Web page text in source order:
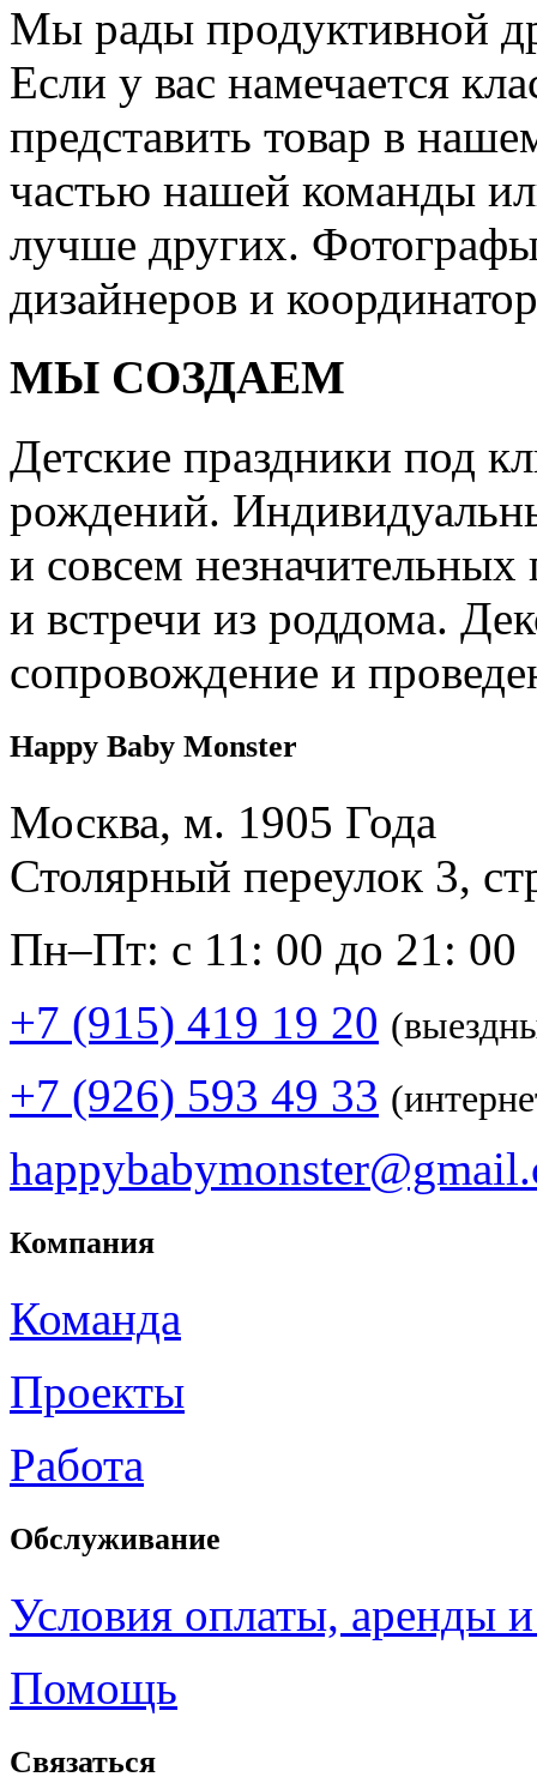
Мы рады продуктивной
Если у вас намечается
представить товар в
частью нашей команды
лучше других.
дизайнеров и
МЫ СОЗДАЕМ
Детские праздники под
рождений.
и совсем
и встречи из роддома.
сопровождение и
Happy Baby Monster
Москва, м. 1905 Года
Столярный переулок 3,
Пн–Пт: с 11: 00 до 21: 00
+7 (915) 419 19 20
+7 (926) 593 49 33
Компания
Команда
Проекты
Работа
Обслуживание
Условия оплаты, аренды
Помощь
Связаться